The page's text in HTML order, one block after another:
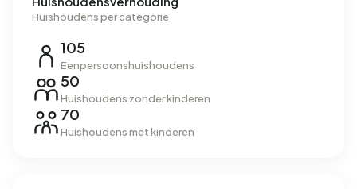
Huishoudens per categorie
105
Eenpersoonshuishoudens
50
Huishoudens zonder kinderen
70
Huishoudens met kinderen